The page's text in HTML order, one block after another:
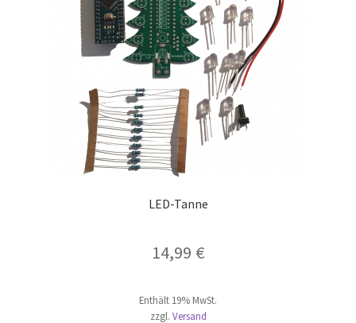
auf
der
Produktseite
gewählt
LED-Tanne
14,99 €
Enthält 19% MwSt.
zzgl. Versand